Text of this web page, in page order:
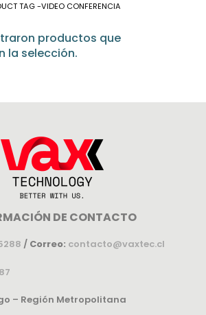
TAG -VIDEO CONFERENCIA
productos que
la selección.
DE CONTACTO
/ Correo: contacto@vaxtec.cl
– Región Metropolitana